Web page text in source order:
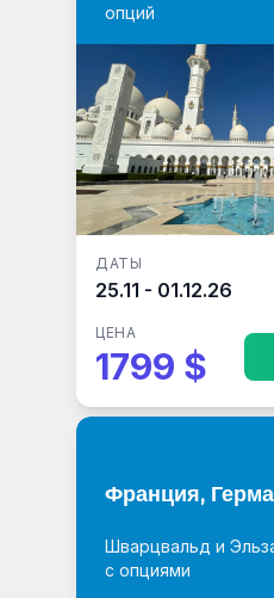
опций
ДАТЫ
25.11 - 01.12.26
ЦЕНА
1799 $
Франция,
Шварцвальд и
с опциями